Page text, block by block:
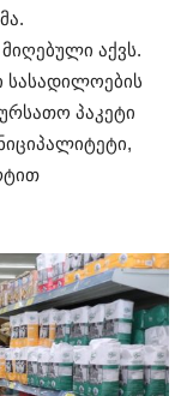
მიღებული აქვს.
სასადილოების
პაკეტი